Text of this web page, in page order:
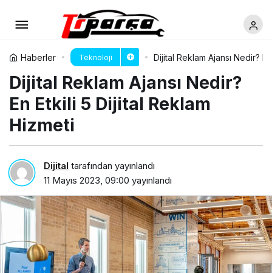
Haberler Teknoloji Dijital Reklam Ajansı Nedir?
Dijital Reklam Ajansı Nedir?
En Etkili 5 Dijital Reklam
Hizmeti
Dijital tarafından yayınlandı
11 Mayıs 2023, 09:00 yayınlandı